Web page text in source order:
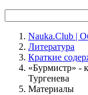
Nauka.Club |
Литература
Краткие
«Бурмистр» -
Тургенева
Материалы